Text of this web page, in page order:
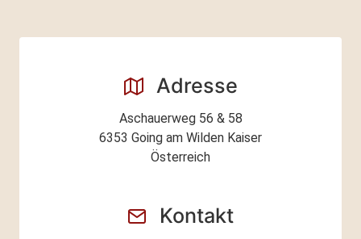
Adresse
Aschauerweg 56 & 58
6353 Going am Wilden Kaiser
Österreich
Kontakt